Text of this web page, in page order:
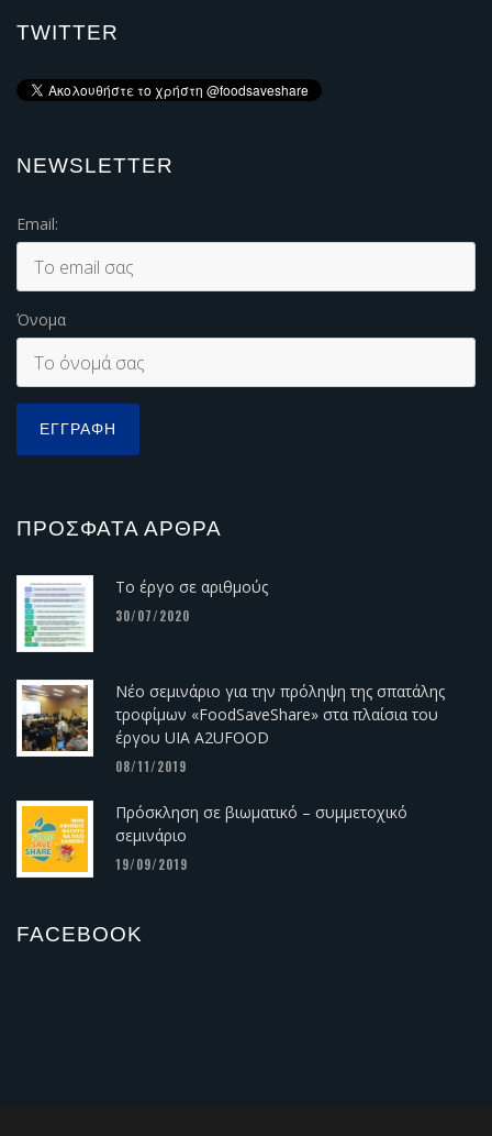
TWITTER
NEWSLETTER
Email:
Όνομα
ΠΡΌΣΦΑΤΑ ΆΡΘΡΑ
Το έργο σε αριθμούς
30/07/2020
Νέο σεμινάριο για την πρόληψη της σπατάλης
τροφίμων «FoodSaveShare» στα πλαίσια του
έργου UIA A2UFOOD
08/11/2019
Πρόσκληση σε βιωματικό – συμμετοχικό
σεμινάριο
19/09/2019
FACEBOOK